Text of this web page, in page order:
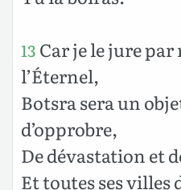
13 Car je le jure
l’Éternel,
Botsra sera un
d’opprobre,
De dévastation et
Et toutes ses villes